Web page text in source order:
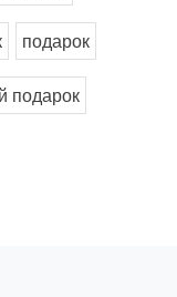
подарок
подарок